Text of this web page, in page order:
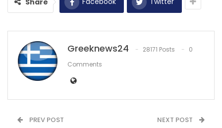
Share
Greeknews24 28171 Posts
0
Comments
PREV POST NEXT POST